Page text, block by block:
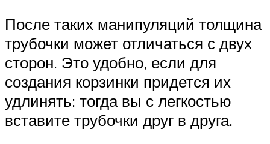
После таких манипуляций толщина
трубочки может отличаться с двух
сторон. Это удобно, если для
создания корзинки придется их
удлинять: тогда вы с легкостью
вставите трубочки друг в друга.